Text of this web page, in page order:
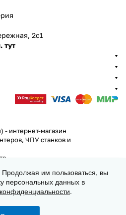
2с1
тут
- интернет-магазин
ЧПУ станков и
Продолжая им пользоваться, вы
персональных данных в
.